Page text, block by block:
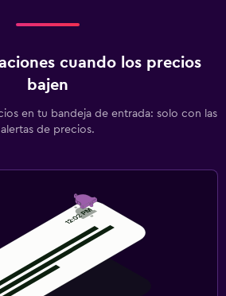
cuando los precios
bajen
en tu bandeja de entrada: solo con las
alertas de precios.